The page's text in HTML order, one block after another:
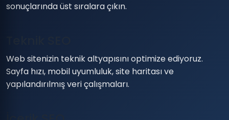
sonuçlarında üst sıralara çıkın.
Web sitenizin teknik altyapısını optimize ediyoruz.
Sayfa hızı, mobil uyumluluk, site haritası ve
yapılandırılmış veri çalışmaları.